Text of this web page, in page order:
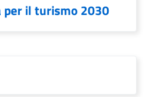
per il turismo 2030